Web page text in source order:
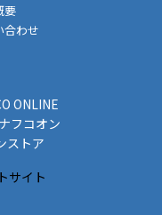
在庫を使用してご準備
場合は店舗よりお取り
お渡しとなる為、商品
は付属しておりませ
連絡させていただきま
要
合わせ